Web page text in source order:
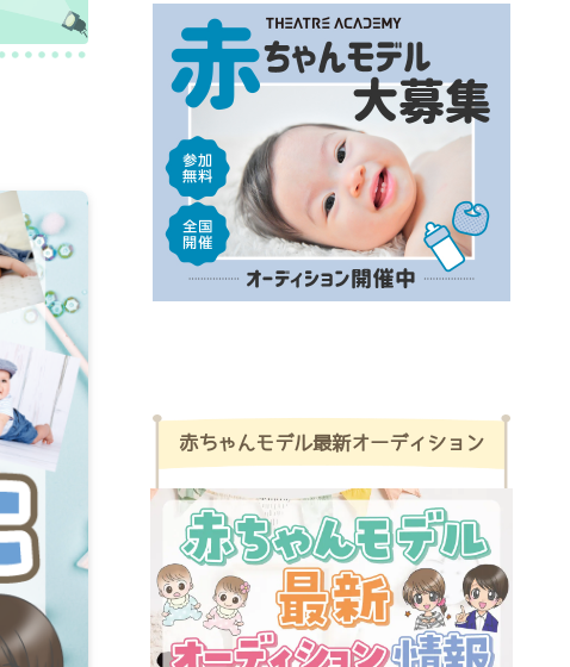
赤ちゃんモデル最新オーディション